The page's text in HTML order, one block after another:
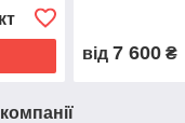
від 7 600₴